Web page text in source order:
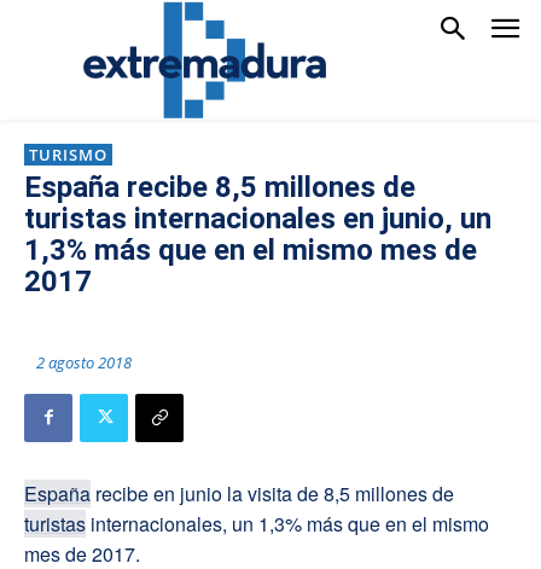
TURISMO
España recibe 8,5 millones de
turistas internacionales en junio, un
1,3% más que en el mismo mes de
2017
2 agosto 2018
España recibe en junio la visita de 8,5 millones de
turistas internacionales, un 1,3% más que en el mismo
mes de 2017.